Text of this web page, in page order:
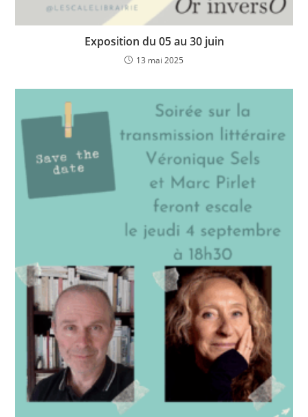
Exposition du 05 au 30 juin
13 mai 2025